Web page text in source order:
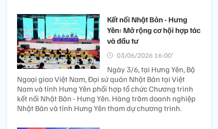
Kết nối Nhật Bản - Hưng
Yên: Mở rộng cơ hội hợp tác
và đầu tư
03/06/2026 16:00’
Ngày 3/6, tại Hưng Yên, Bộ
Ngoại giao Việt Nam, Đại sứ quán Nhật Bản tại Việt
Nam và tỉnh Hưng Yên phối hợp tổ chức Chương trình
kết nối Nhật Bản - Hưng Yên. Hàng trăm doanh nghiệp
Nhật Bản và tỉnh Hưng Yên tham dự chương trình.